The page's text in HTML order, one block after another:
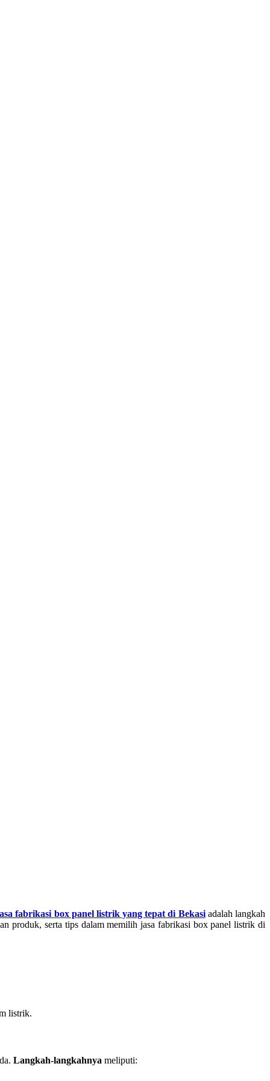
fabrikasi box panel listrik yang tepat di Bekasi adalah langkah
produk, serta tips dalam memilih jasa fabrikasi box panel listrik di
listrik.
Langkah-langkahnya meliputi: